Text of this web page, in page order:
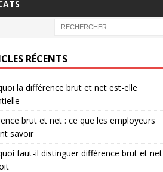
RÉCENTS
la différence brut et net est-elle
brut et net : ce que les employeurs
savoir
faut-il distinguer différence brut et net